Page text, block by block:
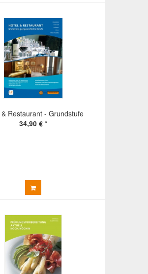
& Restaurant - Grundstufe
34,90 € *